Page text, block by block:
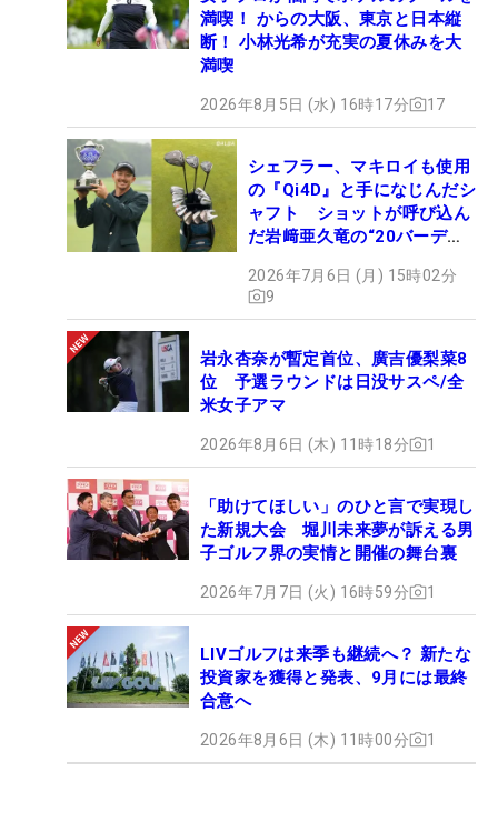
満喫！ からの大阪、東京と日本縦
断！ 小林光希が充実の夏休みを大
満喫
2026年8月5日 (水) 16時17分 17
シェフラー、マキロイも使用
の『Qi4D』と手になじんだシ
ャフト ショットが呼び込ん
だ岩﨑亜久竜の“20バーデ
2026年7月6日 (月) 15時02分
9
岩永杏奈が暫定首位、廣吉優梨菜8
位 予選ラウンドは日没サスペ/全
米女子アマ
2026年8月6日 (木) 11時18分 1
「助けてほしい」のひと言で実現し
た新規大会 堀川未来夢が訴える男
子ゴルフ界の実情と開催の舞台裏
2026年7月7日 (火) 16時59分 1
LIVゴルフは来季も継続へ？ 新たな
投資家を獲得と発表、9月には最終
合意へ
2026年8月6日 (木) 11時00分 1